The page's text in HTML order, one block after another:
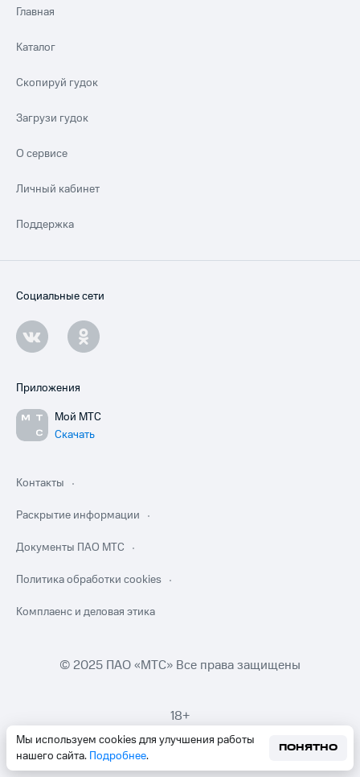
Мы используем cookies для улучшения работы
нашего сайта. Подробнее.
ПОНЯТНО
Главная
Каталог
Скопируй гудок
Загрузи гудок
О сервисе
Личный кабинет
Поддержка
Социальные сети
Приложения
Мой МТС
Скачать
Контакты
Раскрытие информации
Документы ПАО МТС
Политика обработки cookies
Комплаенс и деловая этика
© 2025 ПАО «МТС» Все права защищены
18+